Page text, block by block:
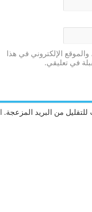
الإلكتروني في هذا
في تعليقي.
من البريد المزعجة.